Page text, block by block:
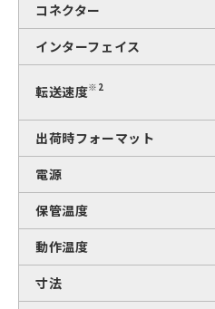
コネクター
インターフェイス
転送速度※2
出荷時フォーマット
電源
保管温度
動作温度
寸法